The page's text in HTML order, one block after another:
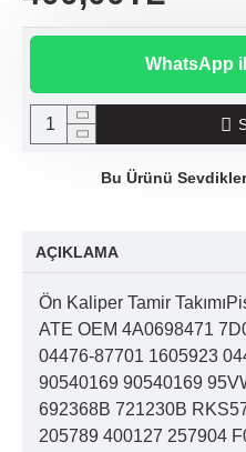
WhatsApp
Bu Ürünü
AÇIKLAMA
Ön Kaliper Tamir
ATE OEM 4A0698471
04476-87701 1605923
90540169 90540169
692368B 721230B
205789 400127 257904